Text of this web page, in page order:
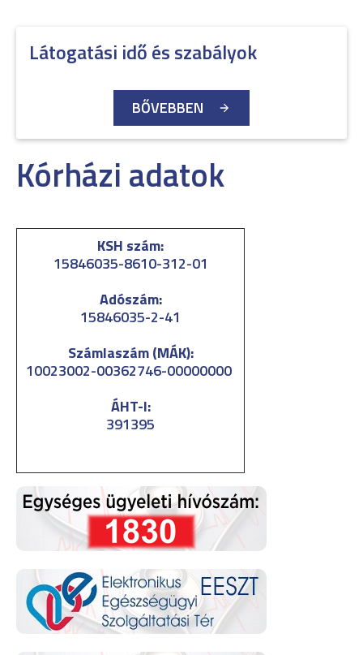
Látogatási idő és szabályok
BŐVEBBEN
Kórházi adatok
KSH szám:
15846035-8610-312-01
Adószám:
15846035-2-41
Számlaszám (MÁK):
10023002-00362746-00000000
ÁHT-I:
391395